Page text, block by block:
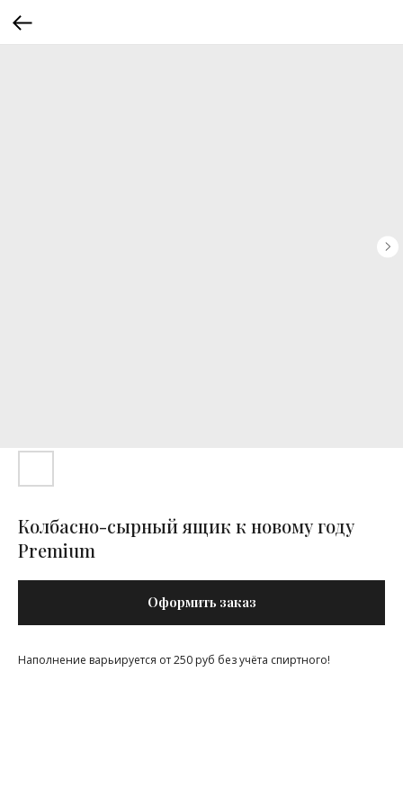
Колбасно-сырный ящик к новому году
Premium
Оформить заказ
Наполнение варьируется от 250 руб без учёта спиртного!